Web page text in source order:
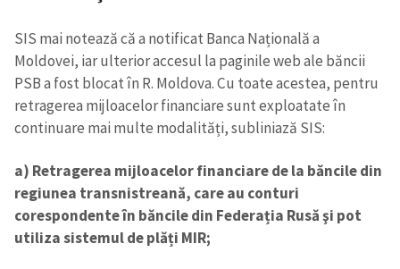
SIS mai notează că a notificat Banca Națională a
Moldovei, iar ulterior accesul la paginile web ale băncii
PSB a fost blocat în R. Moldova. Cu toate acestea, pentru
retragerea mijloacelor financiare sunt exploatate în
continuare mai multe modalități, subliniază SIS:
a) Retragerea mijloacelor financiare de la băncile din
regiunea transnistreană, care au conturi
corespondente în băncile din Federația Rusă şi pot
utiliza sistemul de plăți MIR;